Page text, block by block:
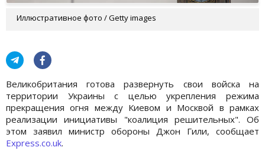
Иллюстративное фото / Getty images
Великобритания готова развернуть свои войска на
территории Украины с целью укрепления режима
прекращения огня между Киевом и Москвой в рамках
реализации инициативы "коалиция решительных". Об
этом заявил министр обороны Джон Гили, сообщает
Express.co.uk.